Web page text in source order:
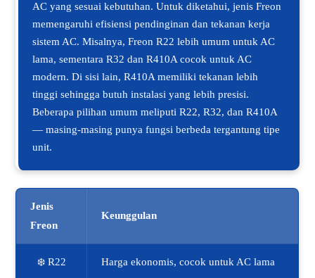
AC yang sesuai kebutuhan. Untuk diketahui, jenis Freon
memengaruhi efisiensi pendinginan dan tekanan kerja
sistem AC. Misalnya, Freon R22 lebih umum untuk AC
lama, sementara R32 dan R410A cocok untuk AC
modern. Di sisi lain, R410A memiliki tekanan lebih
tinggi sehingga butuh instalasi yang lebih presisi.
Beberapa pilihan umum meliputi R22, R32, dan R410A
— masing-masing punya fungsi berbeda tergantung tipe
unit.
Jenis
Freon
Keunggulan
❄️ R22 Harga ekonomis, cocok untuk AC lama